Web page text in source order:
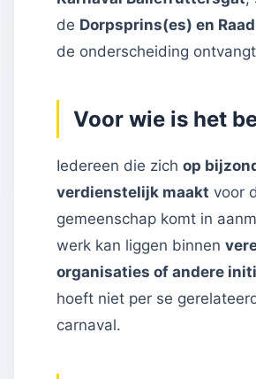
de Dorpsprins(es) en
de onderscheiding
Voor wie is het
Iedereen die zich op
verdienstelijk maakt voor
gemeenschap komt in
werk kan liggen binnen
organisaties of andere
hoeft niet per se
carnaval.